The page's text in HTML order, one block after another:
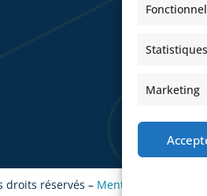
Fonctionnel
Statistiques
Marketing
En vous
droits réservés – Mentions légales